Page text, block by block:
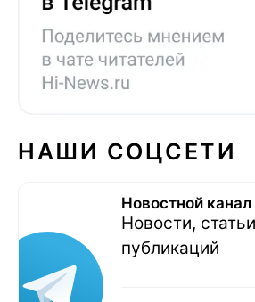
НАШИ СОЦСЕТИ
Новостной канал
Новости,
публикаций